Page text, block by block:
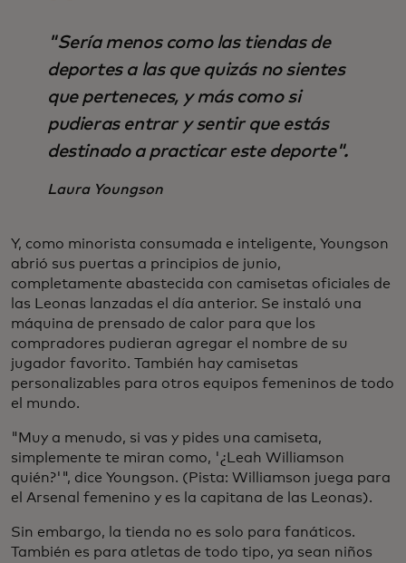
"Sería menos como las tiendas de
deportes a las que quizás no sientes
que perteneces, y más como si
pudieras entrar y sentir que estás
destinado a practicar este deporte".
Laura Youngson
Y, como minorista consumada e inteligente, Youngson
abrió sus puertas a principios de junio,
completamente abastecida con camisetas oficiales de
las Leonas lanzadas el día anterior. Se instaló una
máquina de prensado de calor para que los
compradores pudieran agregar el nombre de su
jugador favorito. También hay camisetas
personalizables para otros equipos femeninos de todo
el mundo.
"Muy a menudo, si vas y pides una camiseta,
simplemente te miran como, '¿Leah Williamson
quién?'", dice Youngson. (Pista: Williamson juega para
el Arsenal femenino y es la capitana de las Leonas).
Sin embargo, la tienda no es solo para fanáticos.
También es para atletas de todo tipo, ya sean niños